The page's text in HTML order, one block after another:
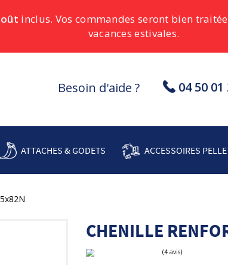
inclus. Vos commandes seront bien
vacances estivales.
Besoin d'aide ? 04 50 01
ATTACHES & GODETS ACCESSOIRES PELLE
CHENILLE